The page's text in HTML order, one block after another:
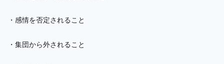
・ 感情を否定されること
・ 集団から外されること